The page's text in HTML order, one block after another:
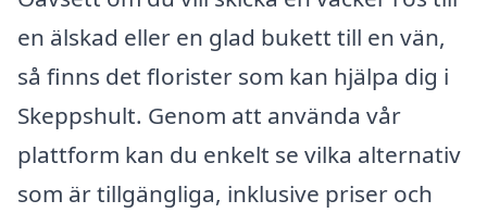
en älskad eller en glad bukett till en vän,
så finns det florister som kan hjälpa dig i
Skeppshult. Genom att använda vår
plattform kan du enkelt se vilka alternativ
som är tillgängliga, inklusive priser och